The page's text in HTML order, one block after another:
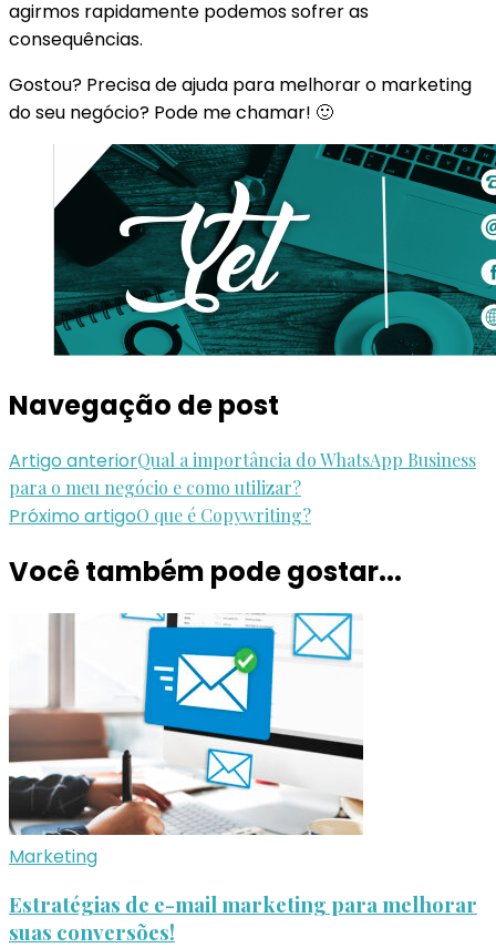
agirmos rapidamente podemos sofrer as
consequências.
Gostou? Precisa de ajuda para melhorar o marketing
do seu negócio? Pode me chamar! 🙂
Navegação de post
Artigo anteriorQual a importância do WhatsApp Business
para o meu negócio e como utilizar?
Próximo artigoO que é Copywriting?
Você também pode gostar...
Marketing
Estratégias de e-mail marketing para melhorar
suas conversões!